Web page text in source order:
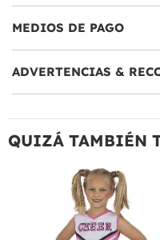
MEDIOS DE PAGO
ADVERTENCIAS &
QUIZÁ TAMBIÉN